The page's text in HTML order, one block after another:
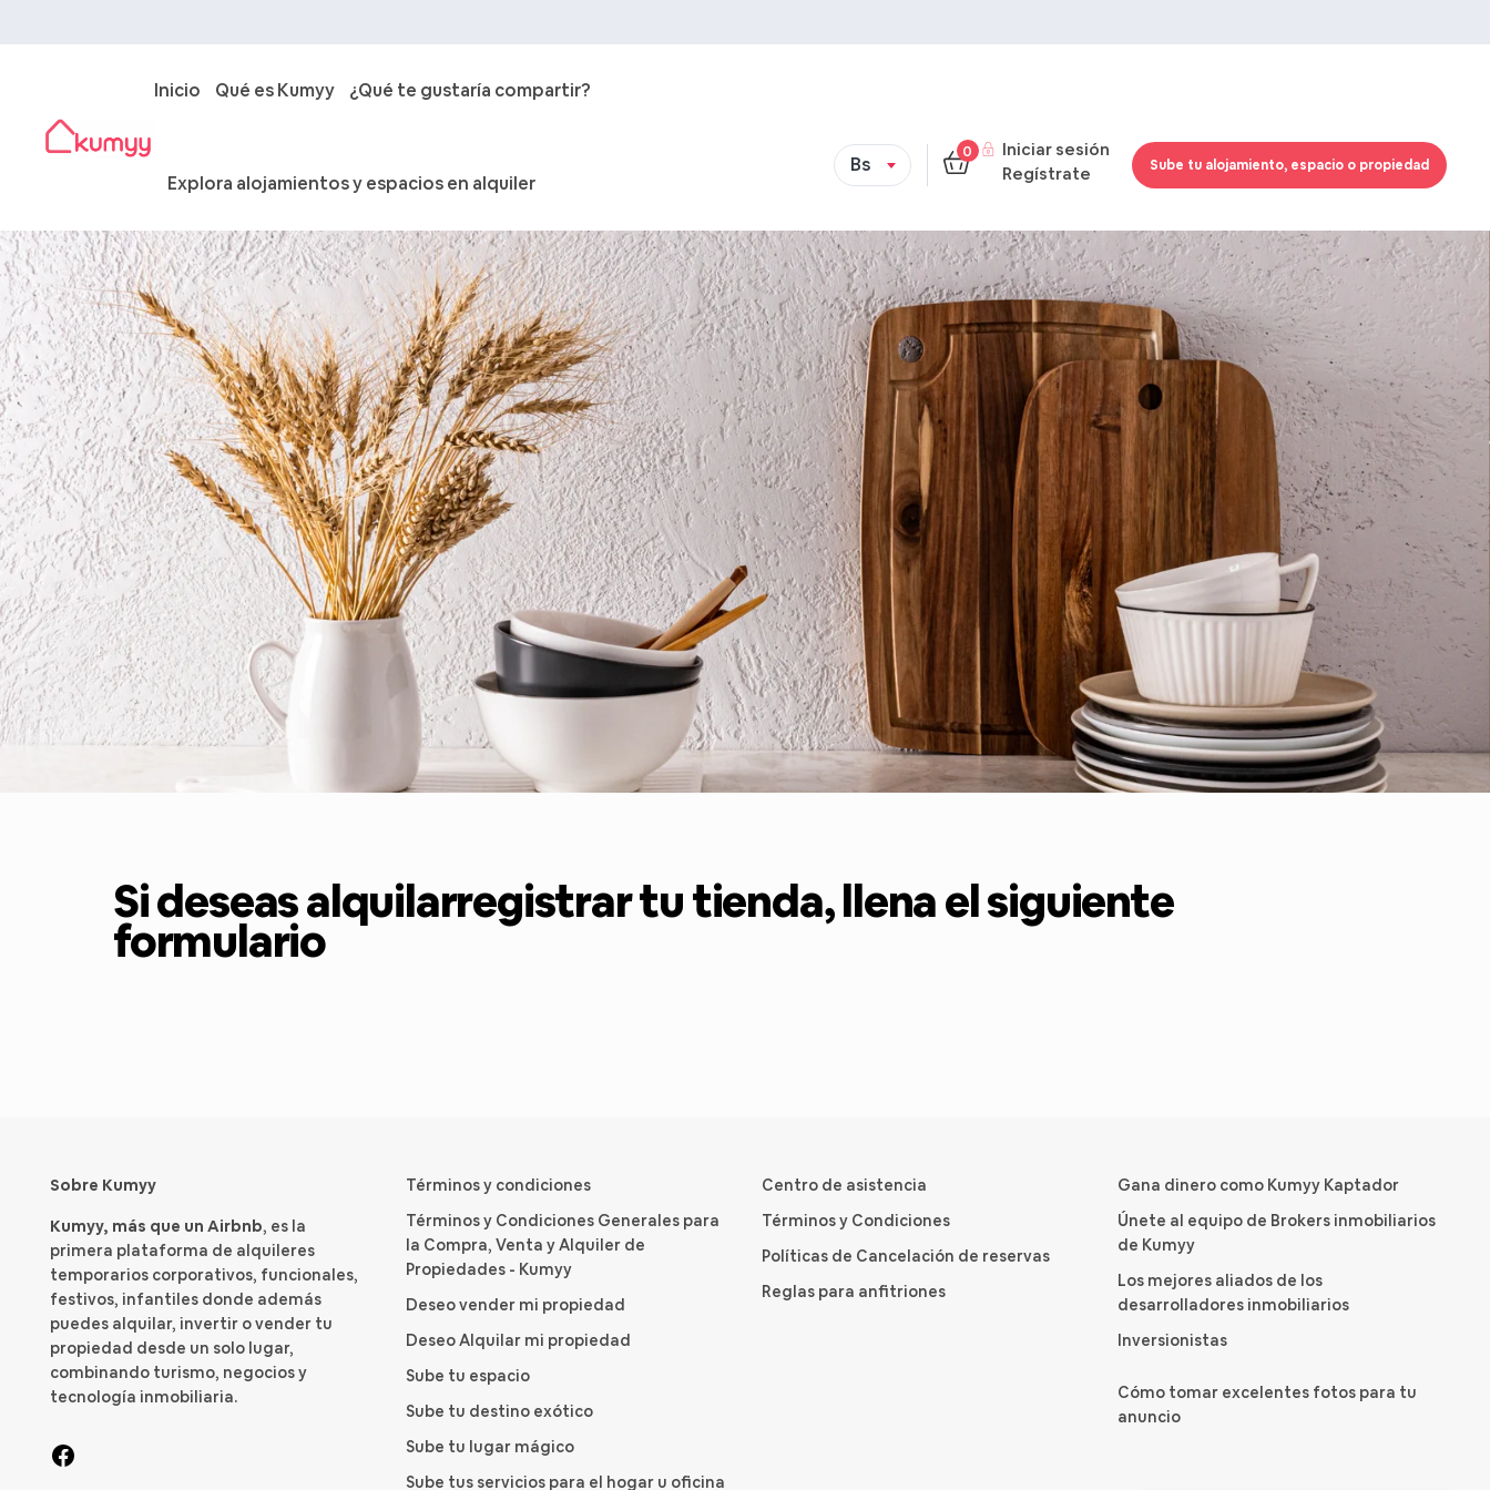
Bs
0
Iniciar sesión
Regístrate
Sube tu alojamiento, espacio o propiedad
Inicio Qué es Kumyy ¿Qué te gustaría compartir?
Explora alojamientos y espacios en alquiler
Si deseas alquilarregistrar tu tienda, llena el siguiente
formulario
Sobre Kumyy
Kumyy, más que un Airbnb, es la
primera plataforma de alquileres
temporarios corporativos, funcionales,
festivos, infantiles donde además
puedes alquilar, invertir o vender tu
propiedad desde un solo lugar,
combinando turismo, negocios y
tecnología inmobiliaria.
Términos y condiciones
Términos y Condiciones Generales para
la Compra, Venta y Alquiler de
Propiedades - Kumyy
Deseo vender mi propiedad
Deseo Alquilar mi propiedad
Sube tu espacio
Sube tu destino exótico
Sube tu lugar mágico
Sube tus servicios para el hogar u oficina
Centro de asistencia
Términos y Condiciones
Políticas de Cancelación de reservas
Reglas para anfitriones
Gana dinero como Kumyy Kaptador
Únete al equipo de Brokers inmobiliarios
de Kumyy
Los mejores aliados de los
desarrolladores inmobiliarios
Inversionistas
Cómo tomar excelentes fotos para tu
anuncio